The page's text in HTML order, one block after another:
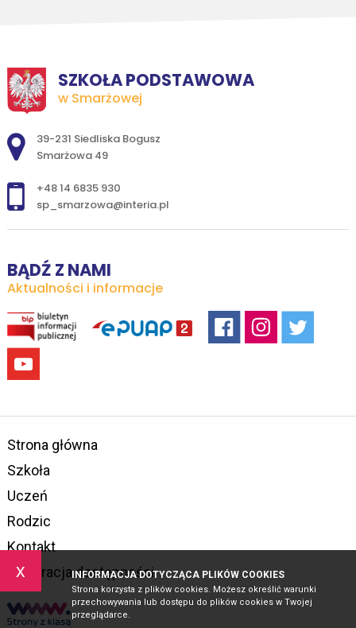
x INFORMACJA DOTYCZĄCA PLIKÓW COOKIES
Strona korzysta z plików cookies. Możesz określić warunki
przechowywania lub dostępu do plików cookies w Twojej
przeglądarce.
SZKOŁA PODSTAWOWA
w Smarżowej
Adres pocztowy:
39-231 Siedliska Bogusz
Smarżowa 49
+48 14 6835 930
sp_smarzowa@interia.pl
BĄDŹ Z NAMI
Aktualności i informacje
Strona główna
Szkoła
Uczeń
Rodzic
Kontakt
Deklaracja dostępności